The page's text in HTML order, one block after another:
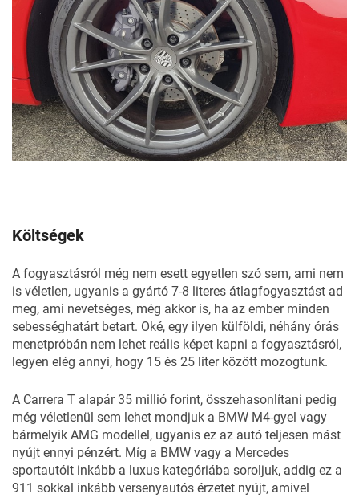
Költségek
A fogyasztásról még nem esett egyetlen szó sem, ami nem
is véletlen, ugyanis a gyártó 7-8 literes átlagfogyasztást ad
meg, ami nevetséges, még akkor is, ha az ember minden
sebességhatárt betart. Oké, egy ilyen külföldi, néhány órás
menetpróbán nem lehet reális képet kapni a fogyasztásról,
legyen elég annyi, hogy 15 és 25 liter között mozogtunk.
A Carrera T alapár 35 millió forint, összehasonlítani pedig
még véletlenül sem lehet mondjuk a BMW M4-gyel vagy
bármelyik AMG modellel, ugyanis ez az autó teljesen mást
nyújt ennyi pénzért. Míg a BMW vagy a Mercedes
sportautóit inkább a luxus kategóriába soroljuk, addig ez a
911 sokkal inkább versenyautós érzetet nyújt, amivel